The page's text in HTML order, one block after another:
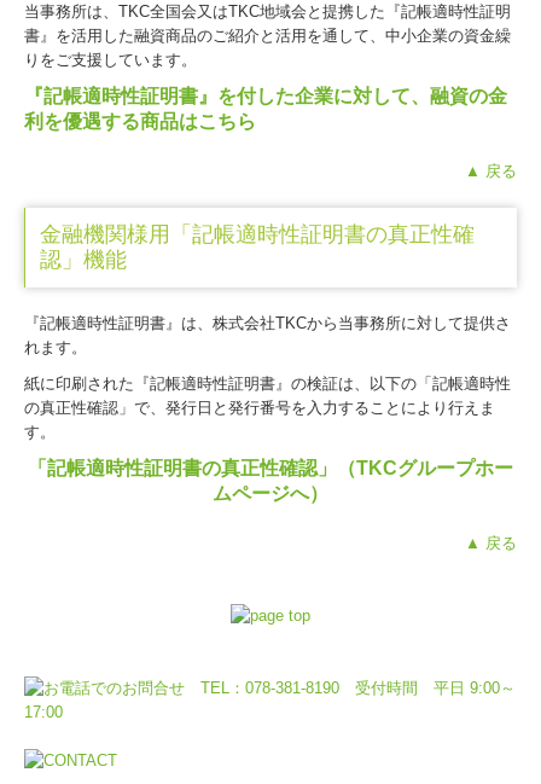
当事務所は、TKC全国会又はTKC地域会と提携した『記帳適時性証明
書 』 を活用した融資商品のご紹介と活用を通して、中小企業の資金繰
りをご支援しています。
『記帳適時性証明書』を付した企業に対して、 融資の金
利を優遇する商品はこちら
▲ 戻る
金融機関様用「記帳適時性証明書の真正性確
認」機能
『記帳適時性証明書 』 は、株式会社TKCから当事務所に対して提供さ
れます。
紙に印刷された『記帳適時性証明書 』 の検証は、以下の「記帳適時性
の真正性確認」 で、発行日と発行番号を入力することにより行えま
す。
「記帳適時性証明書の真正性確認」（TKCグループホー
ムページへ）
▲ 戻る